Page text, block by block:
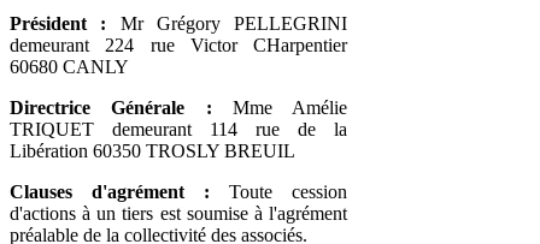
Président : Mr Grégory PELLEGRINI
demeurant 224 rue Victor CHarpentier
60680 CANLY
Directrice Générale : Mme Amélie
TRIQUET demeurant 114 rue de la
Libération 60350 TROSLY BREUIL
Clauses d'agrément : Toute cession
d'actions à un tiers est soumise à l'agrément
préalable de la collectivité des associés.